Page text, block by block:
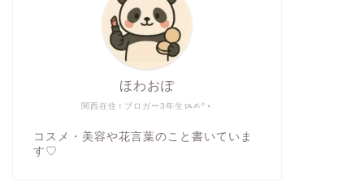
関西在住♀ブロガー3年生ᝰ✍︎꙳⋆
ほわおぽ
コスメ・美容や花言葉のこと書いていま
す♡